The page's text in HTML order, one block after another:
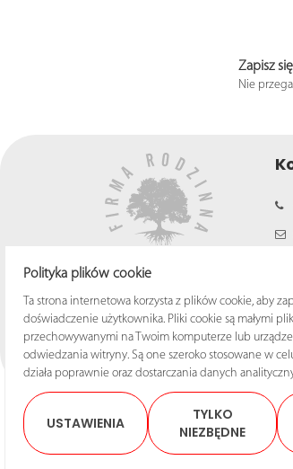
Zapisz
Nie
Polityka plików cookie
Ta strona internetowa korzysta z plików cookie, aby
doświadczenie użytkownika. Pliki cookie są małymi
przechowywanymi na Twoim komputerze lub
odwiedzania witryny. Są one szeroko stosowane w
działa poprawnie oraz dostarczania danych
USTAWIENIA
TYLKO
NIEZBĘDNE